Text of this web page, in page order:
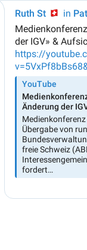
Ruth St in
der IGV» &
https://
YouTube
Änderung der
Übergabe von
freie Schweiz
fordert…